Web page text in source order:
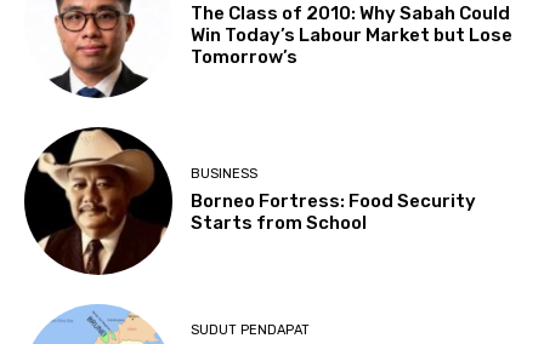
The Class of 2010: Why Sabah Could
Win Today’s Labour Market but Lose
Tomorrow’s
BUSINESS
Borneo Fortress: Food Security
Starts from School
SUDUT PENDAPAT